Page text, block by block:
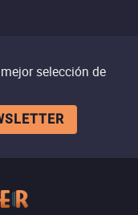
selección de